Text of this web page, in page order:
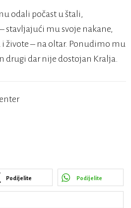
odali počast u štali,
stavljajući mu svoje nakane,
i živote – na oltar. Ponudimo mu
drugi dar nije dostojan Kralja.
Podijelite Podijelite